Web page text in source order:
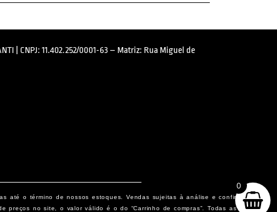
| CNPJ: 11.402.252/0001-63 – Matriz: Rua Miguel de
até o término de nossos estoques. Vendas sujeitas à análise e confirmação
preços no site, o valor válido é o do “Carrinho de compras”. Todas as
0